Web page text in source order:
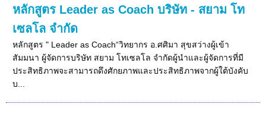
หลักสูตร Leader as Coach บริษัท - สยาม โท
เซลโล จำกัด
หลักสูตร " Leader as Coach“วิทยากร อ.ศศิมา สุขสว่างผู้เข้า
สัมมนา ผู้จัดการบริษัท สยาม โทเซลโล จำกัดผู้นำและผู้จัดการที่มี
ประสิทธิภาพจะสามารถดึงศักยภาพและประสิทธิภาพจากผู้ใต้บังคับ
บ...